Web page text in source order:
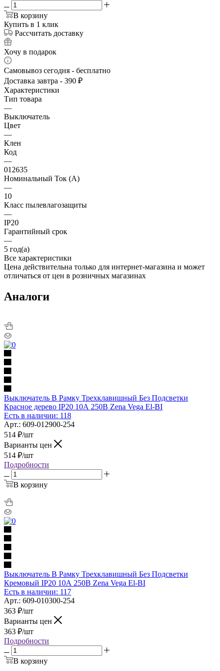
В корзину
Купить в 1 клик
Рассчитать доставку
Хочу в подарок
Самовывоз сегодня - бесплатно
Доставка завтра - 390 ₽
Характеристики
Тип товара
—
Выключатель
Цвет
—
Клен
Код
—
012635
Номинальный Ток (A)
—
10
Класс пылевлагозащиты
—
IP20
Гарантийный срок
—
5 год(а)
Все характеристики
Цена действительна только для интернет-магазина и может
отличаться от цен в розничных магазинах
Аналоги
Выключатель В Рамку Трехклавишный Без Подсветки
Красное дерево IP20 10А 250В Zena Vega El-BI
Есть в наличии: 118
Арт.: 609-012900-254
514 ₽/шт
Варианты цен
514 ₽/шт
Подробности
В корзину
Выключатель В Рамку Трехклавишный Без Подсветки
Кремовый IP20 10А 250В Zena Vega El-BI
Есть в наличии: 117
Арт.: 609-010300-254
363 ₽/шт
Варианты цен
363 ₽/шт
Подробности
В корзину